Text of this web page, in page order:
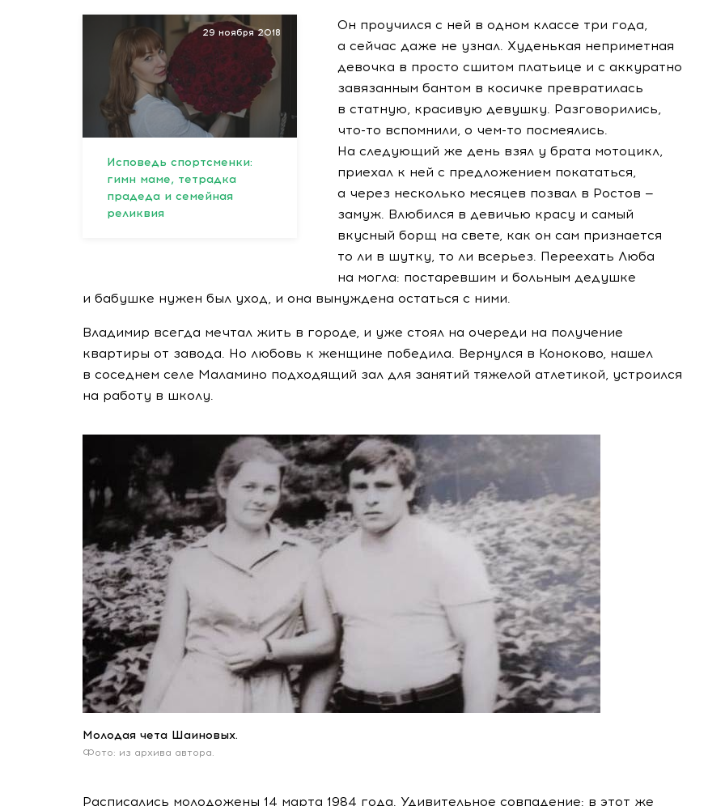
29 ноября 2018
Исповедь спортсменки:
гимн маме, тетрадка
прадеда и семейная
реликвия
Он проучился с ней в одном классе три года,
а сейчас даже не узнал. Худенькая неприметная
девочка в просто сшитом платьице и с аккуратно
завязанным бантом в косичке превратилась
в статную, красивую девушку. Разговорились,
что-то вспомнили, о чем-то посмеялись.
На следующий же день взял у брата мотоцикл,
приехал к ней с предложением покататься,
а через несколько месяцев позвал в Ростов —
замуж. Влюбился в девичью красу и самый
вкусный борщ на свете, как он сам признается
то ли в шутку, то ли всерьез. Переехать Люба
на могла: постаревшим и больным дедушке
и бабушке нужен был уход, и она вынуждена остаться с ними.
Владимир всегда мечтал жить в городе, и уже стоял на очереди на получение
квартиры от завода. Но любовь к женщине победила. Вернулся в Коноково, нашел
в соседнем селе Маламино подходящий зал для занятий тяжелой атлетикой, устроился
на работу в школу.
Молодая чета Шаиновых.
Фото: из архива автора.
Расписались молодожены 14 марта 1984 года. Удивительное совпадение: в этот же